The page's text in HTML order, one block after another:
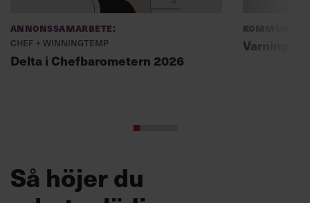
Annonssamarbete:
Chef + Winningtemp
Delta i Chefbarometern 2026
Varning
Så höjer du